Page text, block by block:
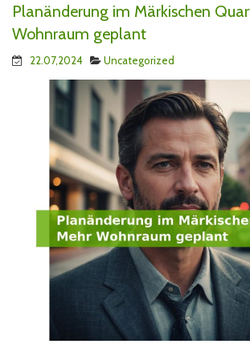
Planänderung im Märkischen
Wohnraum geplant
22.07,2024 Uncategorized